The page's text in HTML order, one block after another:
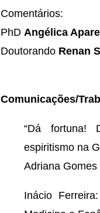
Comentários:
PhD Angélica
Doutorando Renan
Comunicações/
“Dá fortuna!
espiritismo na
Adriana Gomes
Inácio